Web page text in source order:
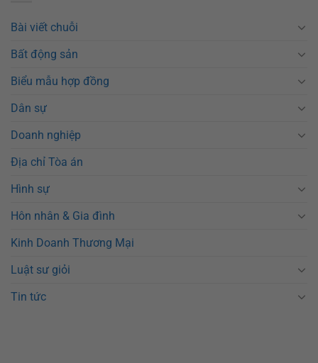
Bài viết chuỗi
Bất động sản
Biểu mẫu hợp đồng
Dân sự
Doanh nghiệp
Địa chỉ Tòa án
Hình sự
Hôn nhân & Gia đình
Kinh Doanh Thương Mại
Luật sư giỏi
Tin tức